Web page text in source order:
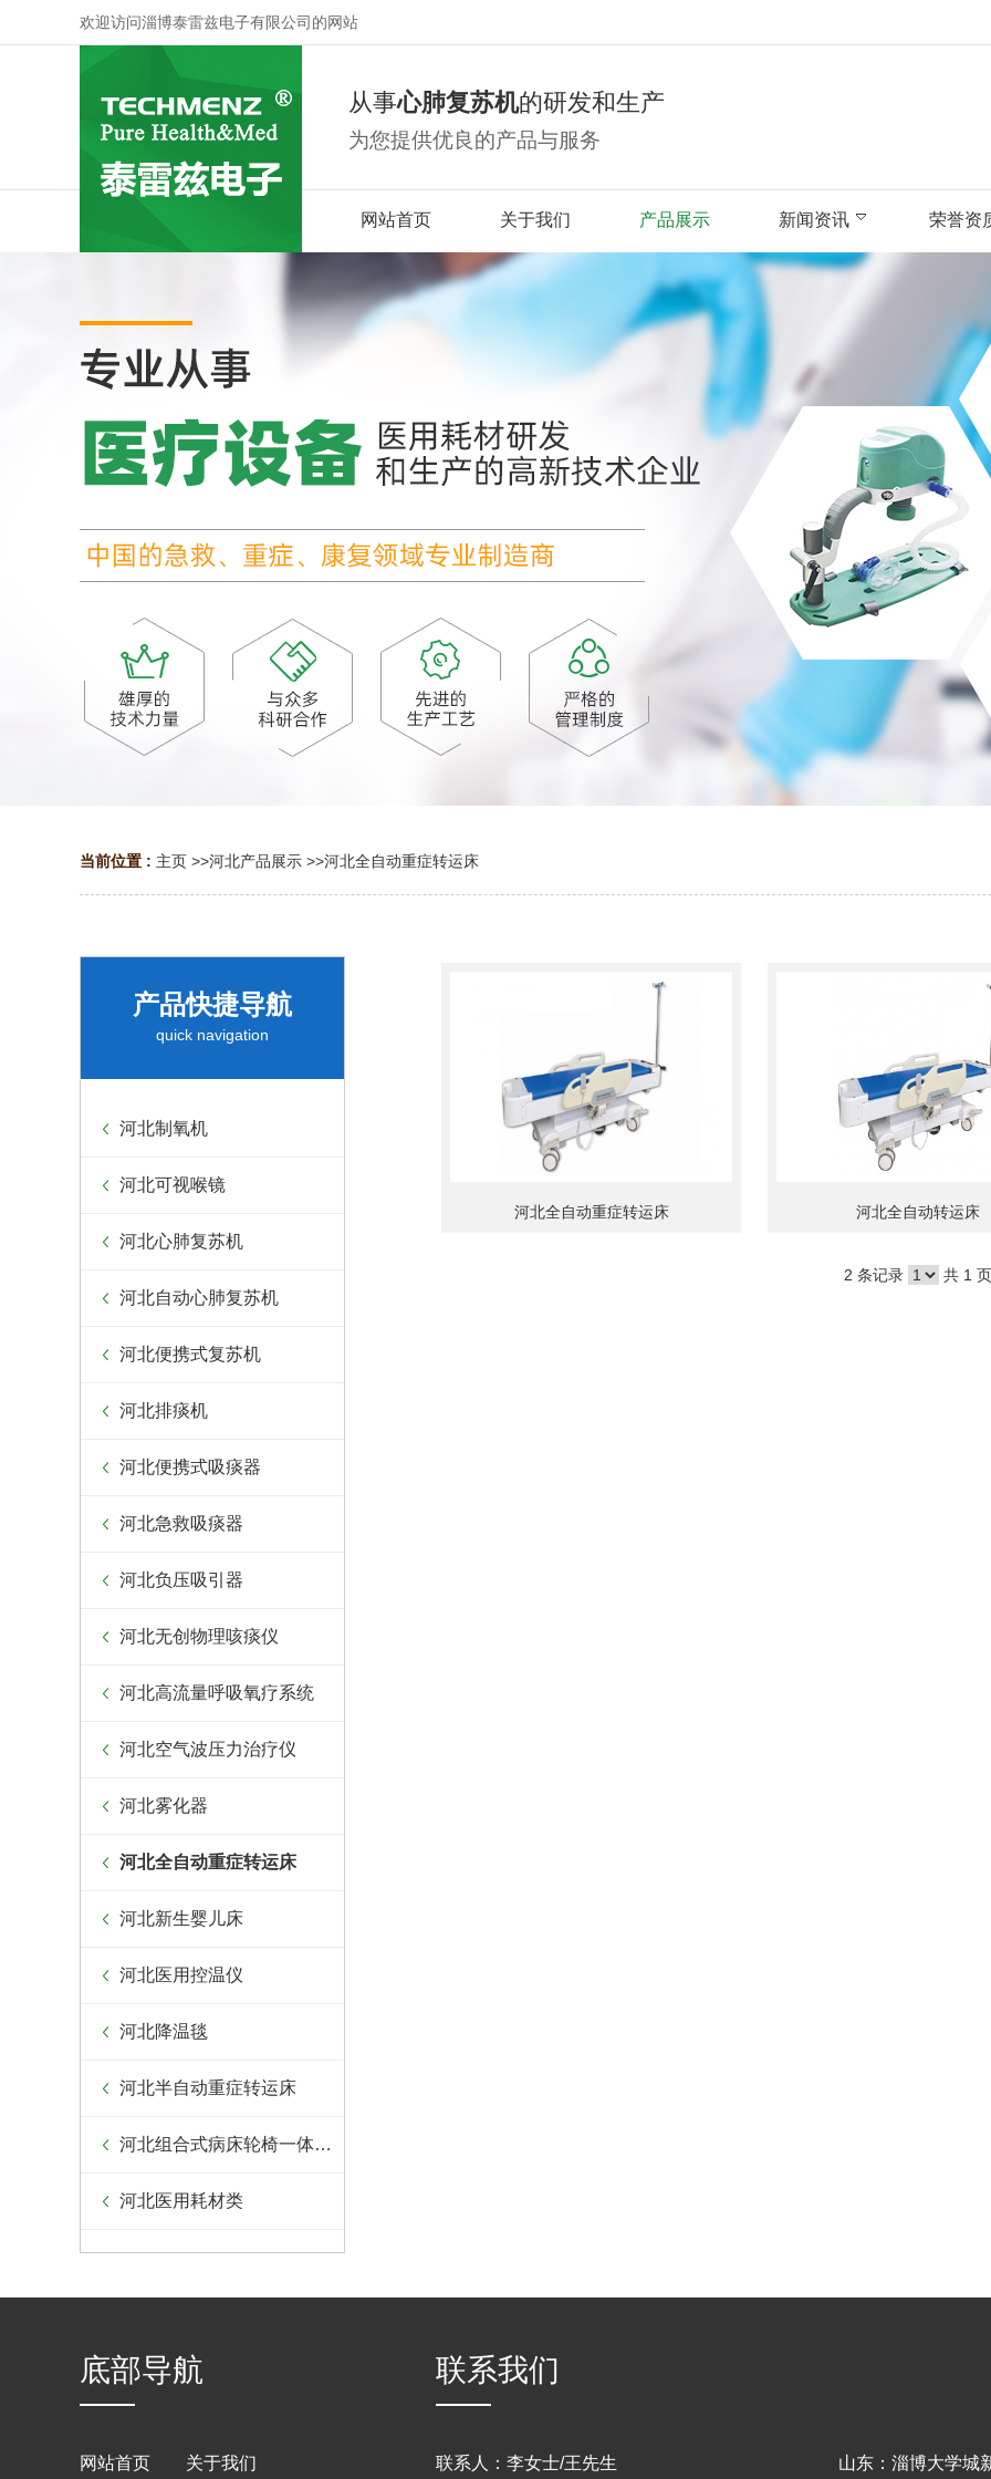
欢迎访问淄博泰雷兹电子有限公司的网站
从事心肺复苏机的研发和生产
为您提供优良的产品与服务
网站首页 关于我们 产品展示 新闻资讯 荣誉资
当前位置 : 主页 >>河北产品展示 >>河北全自动重症转运床
产品快捷导航
quick navigation
河北制氧机
河北可视喉镜
河北心肺复苏机
河北自动心肺复苏机
河北便携式复苏机
河北排痰机
河北便携式吸痰器
河北急救吸痰器
河北负压吸引器
河北无创物理咳痰仪
河北高流量呼吸氧疗系统
河北空气波压力治疗仪
河北雾化器
河北全自动重症转运床
河北新生婴儿床
河北医用控温仪
河北降温毯
河北半自动重症转运床
河北组合式病床轮椅一体设备
河北医用耗材类
河北全自动重症转运床 河北全自动转运床
2 条记录 共 1 页
底部导航
网站首页 关于我们
联系我们
联系人：李女士/王先生 山东：淄博大学城